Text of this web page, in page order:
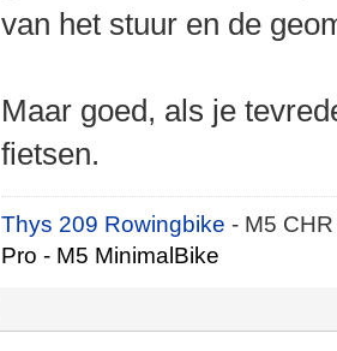
van het stuur en de
Maar goed, als je
fietsen.
Thys 209 Rowingbike- M5
Pro - M5 MinimalBike